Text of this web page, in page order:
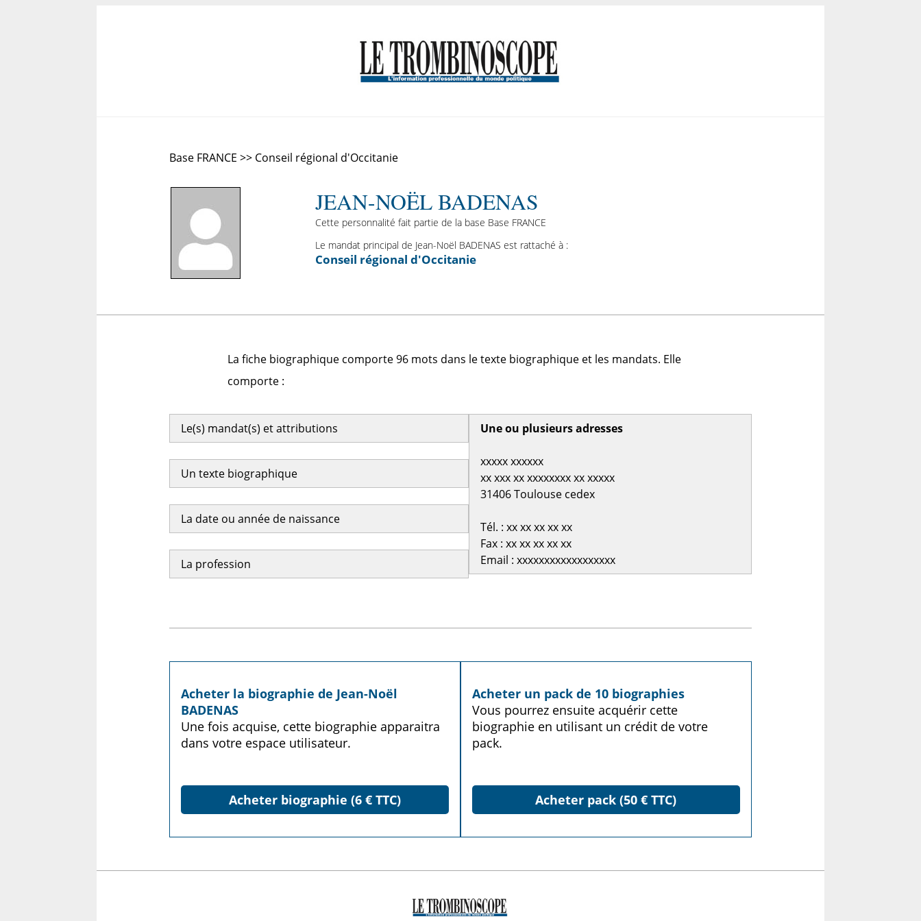
Base FRANCE >> Conseil régional d'Occitanie
JEAN-NOËL BADENAS
Cette personnalité fait partie de la base Base FRANCE
Le mandat principal de Jean-Noël BADENAS est rattaché à :
Conseil régional d'Occitanie
La fiche biographique comporte 96 mots dans le texte biographique et les mandats. Elle
comporte :
Le(s) mandat(s) et attributions
Un texte biographique
La date ou année de naissance
La profession
Une ou plusieurs adresses
xxxxx xxxxxx
xx xxx xx xxxxxxxx xx xxxxx
31406 Toulouse cedex
Tél. : xx xx xx xx xx
Fax : xx xx xx xx xx
Email : xxxxxxxxxxxxxxxxxx
Acheter la biographie de Jean-Noël
BADENAS
Une fois acquise, cette biographie apparaitra
dans votre espace utilisateur.
Acheter biographie (6 € TTC)
Acheter un pack de 10 biographies
Vous pourrez ensuite acquérir cette
biographie en utilisant un crédit de votre
pack.
Acheter pack (50 € TTC)